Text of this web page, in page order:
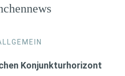
Konjunkturhorizont